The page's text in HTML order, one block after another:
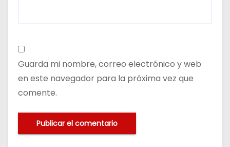
Guarda mi nombre, correo electrónico y web
en este navegador para la próxima vez que
comente.